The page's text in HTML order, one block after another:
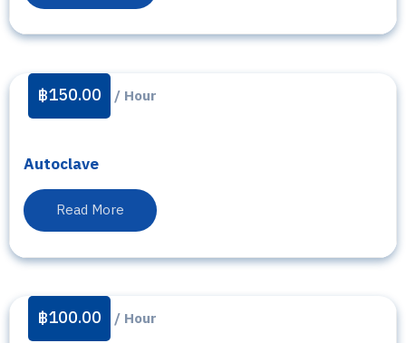
฿150.00 / Hour
Autoclave
Read More
฿100.00 / Hour